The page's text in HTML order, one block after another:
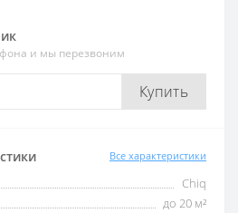
и мы перезвоним
Купить
Все характеристики
Chiq
до 20 м²